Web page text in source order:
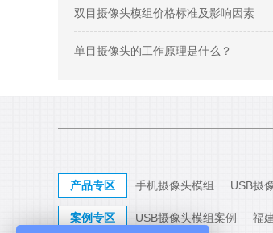
双目摄像头模组价格标准及影响因素
单目摄像头的工作原理是什么？
产品专区 手机摄像头模组 USB摄
案例专区 USB摄像头模组案例 福